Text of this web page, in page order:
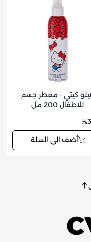
كيتي - معطر جسم
للاطفال 200 مل
أضف الى السلة